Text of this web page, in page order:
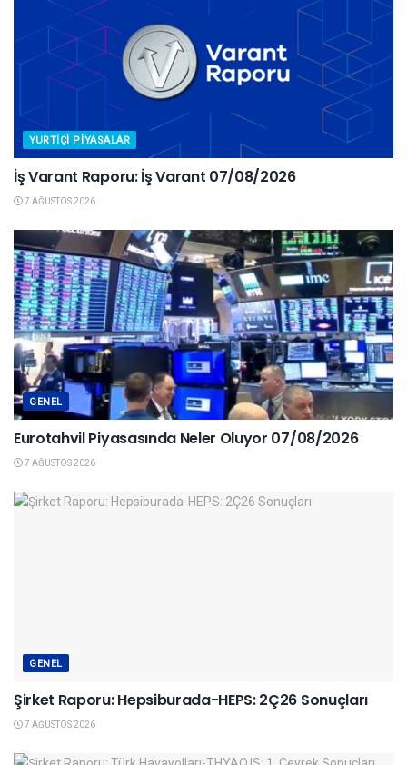
YURTIÇI PIYASALAR
İş Varant Raporu: İş Varant 07/08/2026
7 AĞUSTOS 2026
GENEL
Eurotahvil Piyasasında Neler Oluyor 07/08/2026
7 AĞUSTOS 2026
GENEL
Şirket Raporu: Hepsiburada-HEPS: 2Ç26 Sonuçları
7 AĞUSTOS 2026